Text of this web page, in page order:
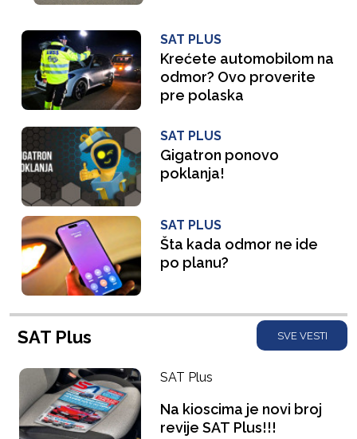
SAT PLUS
Krećete automobilom na
odmor? Ovo proverite
pre polaska
SAT PLUS
Gigatron ponovo
poklanja!
SAT PLUS
Šta kada odmor ne ide
po planu?
SAT Plus SVE VESTI
SAT Plus
Na kioscima je novi broj
revije SAT Plus!!!